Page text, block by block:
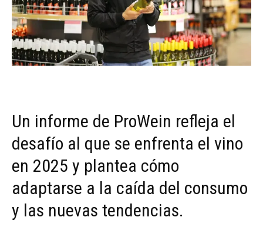
Un informe de ProWein refleja el
desafío al que se enfrenta el vino
en 2025 y plantea cómo
adaptarse a la caída del consumo
y las nuevas tendencias.